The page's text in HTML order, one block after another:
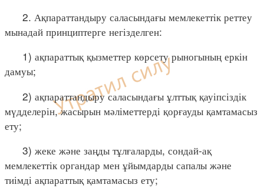
2. Ақпараттандыру саласындағы мемлекеттік реттеу
мынадай принциптерге негізделген:
1) ақпараттық қызметтер көрсету рыногының еркін
дамуы;
2) ақпараттандыру саласындағы ұлттық қауіпсіздік
мүдделерін, жасырын мәліметтерді қорғауды қамтамасыз
ету;
3) жеке және заңды тұлғаларды, сондай-ақ
мемлекеттік органдар мен ұйымдарды сапалы және
тиімді ақпараттық қамтамасыз ету;